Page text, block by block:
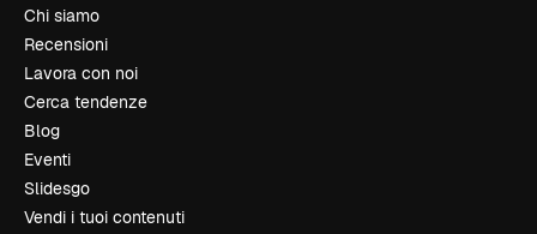
Chi siamo
Recensioni
Lavora con noi
Cerca tendenze
Blog
Eventi
Slidesgo
Vendi i tuoi contenuti